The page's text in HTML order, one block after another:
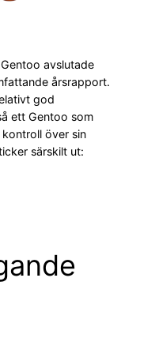
avslutade
årsrapport.
god
ett Gentoo som
över sin
särskilt ut: